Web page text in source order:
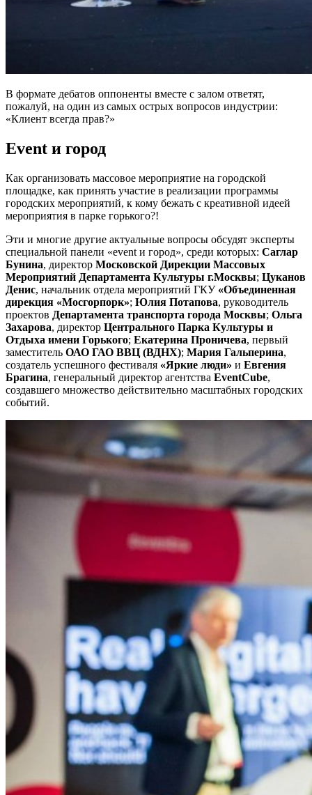
В формате дебатов оппоненты вместе с залом ответят,
пожалуй, на один из самых острых вопросов индустрии:
«Клиент всегда прав?»
Event и город
Как организовать массовое мероприятие на городской
площадке, как принять участие в реализации программы
городских мероприятий, к кому бежать с креативной идеей
мероприятия в парке горького?!
Эти и многие другие актуальные вопросы обсудят эксперты
специальной панели «event и город», среди которых: Саглар
Бунина, директор Московской Дирекции Массовых
Мероприятий Департамента Культуры г.Москвы; Цуканов
Денис, начальник отдела мероприятий ГКУ «Объединенная
дирекция «Мосгорпорк»; Юлия Потапова, руководитель
проектов Департамента транспорта города Москвы; Ольга
Захарова, директор Центрального Парка Культуры и
Отдыха имени Горького; Екатерина Проничева, первый
заместитель ОАО ГАО ВВЦ (ВДНХ); Мария Гальперина,
создатель успешного фестиваля «Яркие люди» и Евгения
Брагина, генеральный директор агентства EventCube,
создавшего множество действительно масштабных городских
событий.